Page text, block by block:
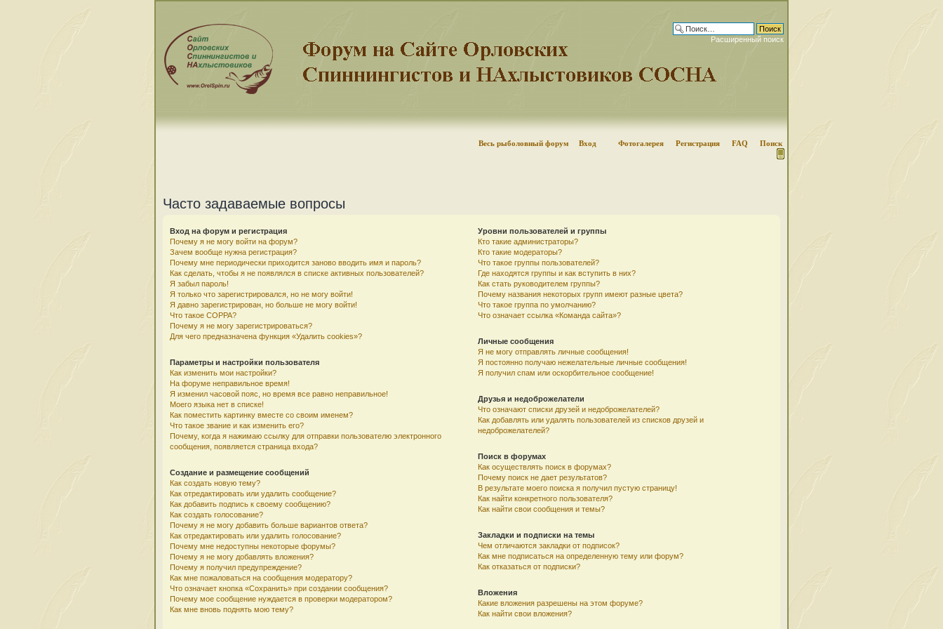
Расширенный поиск
Весь рыболовный форум Вход Фотогалерея Регистрация FAQ Поиск
Часто задаваемые вопросы
Вход на форум и регистрация
Почему я не могу войти на форум?
Зачем вообще нужна регистрация?
Почему мне периодически приходится заново вводить имя и пароль?
Как сделать, чтобы я не появлялся в списке активных пользователей?
Я забыл пароль!
Я только что зарегистрировался, но не могу войти!
Я давно зарегистрирован, но больше не могу войти!
Что такое COPPA?
Почему я не могу зарегистрироваться?
Для чего предназначена функция «Удалить cookies»?
Параметры и настройки пользователя
Как изменить мои настройки?
На форуме неправильное время!
Я изменил часовой пояс, но время все равно неправильное!
Моего языка нет в списке!
Как поместить картинку вместе со своим именем?
Что такое звание и как изменить его?
Почему, когда я нажимаю ссылку для отправки пользователю электронного
сообщения, появляется страница входа?
Создание и размещение сообщений
Как создать новую тему?
Как отредактировать или удалить сообщение?
Как добавить подпись к своему сообщению?
Как создать голосование?
Почему я не могу добавить больше вариантов ответа?
Как отредактировать или удалить голосование?
Почему мне недоступны некоторые форумы?
Почему я не могу добавлять вложения?
Почему я получил предупреждение?
Как мне пожаловаться на сообщения модератору?
Что означает кнопка «Сохранить» при создании сообщения?
Почему мое сообщение нуждается в проверки модератором?
Как мне вновь поднять мою тему?
Уровни пользователей и группы
Кто такие администраторы?
Кто такие модераторы?
Что такое группы пользователей?
Где находятся группы и как вступить в них?
Как стать руководителем группы?
Почему названия некоторых групп имеют разные цвета?
Что такое группа по умолчанию?
Что означает ссылка «Команда сайта»?
Личные сообщения
Я не могу отправлять личные сообщения!
Я постоянно получаю нежелательные личные сообщения!
Я получил спам или оскорбительное сообщение!
Друзья и недоброжелатели
Что означают списки друзей и недоброжелателей?
Как добавлять или удалять пользователей из списков друзей и
недоброжелателей?
Поиск в форумах
Как осуществлять поиск в форумах?
Почему поиск не дает результатов?
В результате моего поиска я получил пустую страницу!
Как найти конкретного пользователя?
Как найти свои сообщения и темы?
Закладки и подписки на темы
Чем отличаются закладки от подписок?
Как мне подписаться на определенную тему или форум?
Как отказаться от подписки?
Вложения
Какие вложения разрешены на этом форуме?
Как найти свои вложения?